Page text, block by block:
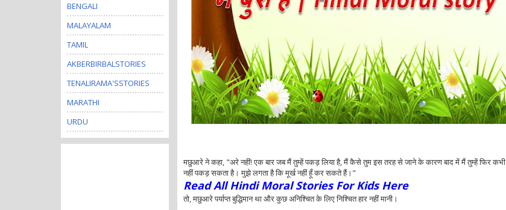
मछुआरे ने कहा, "अरे नहीं! एक बार जब मैं तुम्हें पकड़ लिया है, मैं कैसे तुम इस तरह से जाने के कारण बाद में मैं तुम्हें फिर कभी
नहीं पकड़ सकता है। मुझे लगता है कि मूर्ख नहीं हूँ कर सकते हैं।"
Read All Hindi Moral Stories For Kids Here
तो, मछुआरे पर्याप्त बुद्धिमान था और कुछ अनिश्चित के लिए निश्चित हार नहीं मानी।
BENGALI
MALAYALAM
TAMIL
AKBERBIRBALSTORIES
TENALIRAMA'SSTORIES
MARATHI
URDU